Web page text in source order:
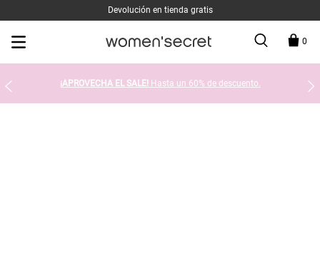
Devolución en tienda gratis
0
¡APROVECHA EL SALE! Hasta un 60% de descuento.